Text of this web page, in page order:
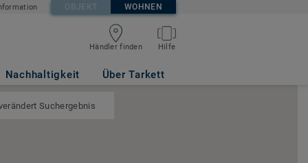
OBJEKT WOHNEN
Händler finden Hilfe
Nachhaltigkeit Über Tarkett
Suchergebnis